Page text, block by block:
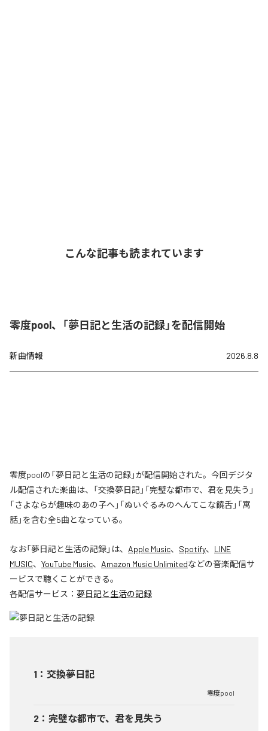
こんな記事も読まれています
零度pool、「夢日記と生活の記録」を配信開始
新曲情報 2026.8.8
零度poolの「夢日記と生活の記録」が配信開始された。今回デジタ
ル配信された楽曲は、「交換夢日記」「完璧な都市で、君を見失う」
「さよならが趣味のあの子へ」「ぬいぐるみのへんてこな饒舌」「寓
話」を含む全5曲となっている。
なお「夢日記と生活の記録」は、 Apple Music、 Spotify、 LINE
MUSIC、 YouTube Music、 Amazon Music Unlimitedなどの音楽配信サ
ービスで聴くことができる。
各配信サービス： 夢日記と生活の記録
1 ： 交換夢日記
零度pool
2 ： 完璧な都市で、君を見失う